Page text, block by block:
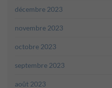
décembre 2023
novembre 2023
octobre 2023
septembre 2023
août 2023